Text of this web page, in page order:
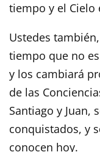
tiempo y el Cielo
Ustedes
tiempo que no
y los cambiará
de las
Santiago y Juan,
conquistados, y
conocen hoy.